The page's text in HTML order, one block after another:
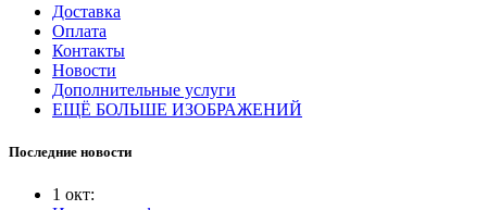
Доставка
Оплата
Контакты
Новости
Дополнительные услуги
ЕЩЁ БОЛЬШЕ ИЗОБРАЖЕНИЙ
Последние новости
1 окт: